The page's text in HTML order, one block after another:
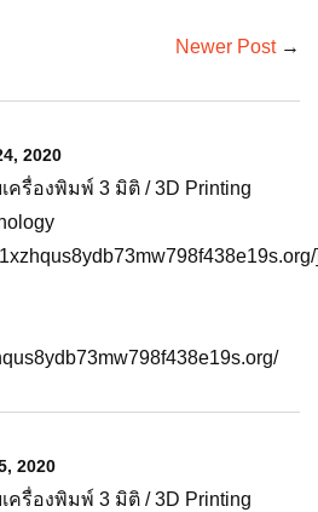
Newer Post→
2020
ครื่องพิมพ์ 3 มิติ / 3D Printing
2020
ครื่องพิมพ์ 3 มิติ / 3D Printing